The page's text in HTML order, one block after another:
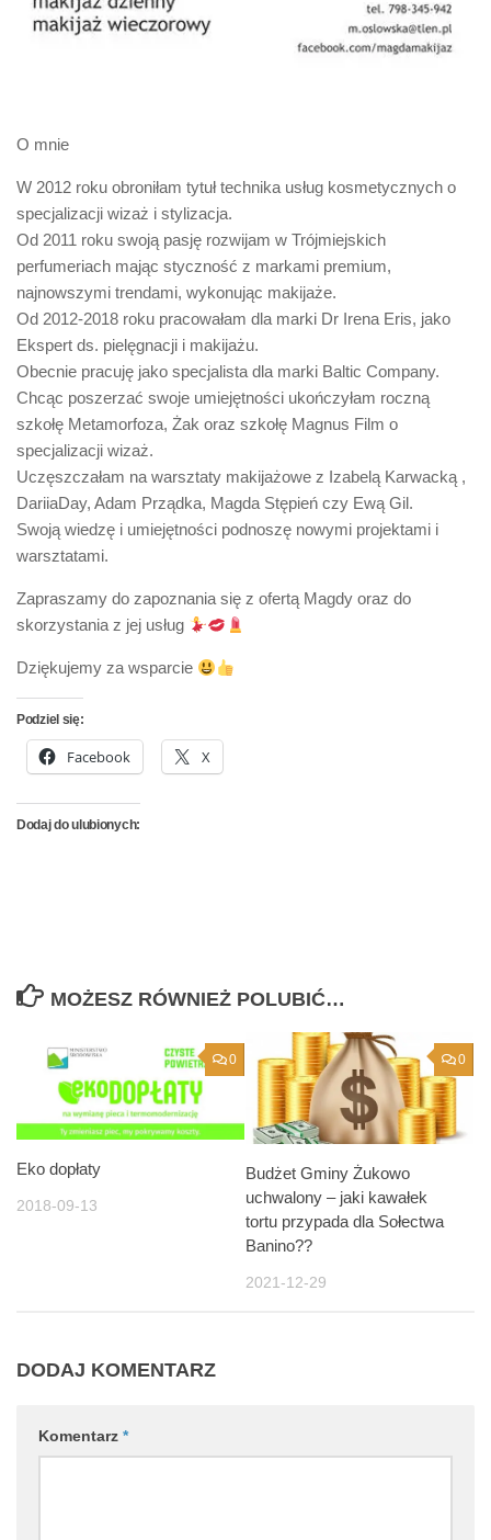
O mnie
W 2012 roku obroniłam tytuł technika usług kosmetycznych o
specjalizacji wizaż i stylizacja.
Od 2011 roku swoją pasję rozwijam w Trójmiejskich
perfumeriach mając styczność z markami premium,
najnowszymi trendami, wykonując makijaże.
Od 2012-2018 roku pracowałam dla marki Dr Irena Eris, jako
Ekspert ds. pielęgnacji i makijażu.
Obecnie pracuję jako specjalista dla marki Baltic Company.
Chcąc poszerzać swoje umiejętności ukończyłam roczną
szkołę Metamorfoza, Żak oraz szkołę Magnus Film o
specjalizacji wizaż.
Uczęszczałam na warsztaty makijażowe z Izabelą Karwacką ,
DariiaDay, Adam Prządka, Magda Stępień czy Ewą Gil.
Swoją wiedzę i umiejętności podnoszę nowymi projektami i
warsztatami.
Zapraszamy do zapoznania się z ofertą Magdy oraz do
skorzystania z jej usług
Dziękujemy za wsparcie
Podziel się:
Facebook X
Dodaj do ulubionych:
MOŻESZ RÓWNIEŻ POLUBIĆ…
0
Eko dopłaty
2018-09-13
0
Budżet Gminy Żukowo
uchwalony – jaki kawałek
tortu przypada dla Sołectwa
Banino??
2021-12-29
DODAJ KOMENTARZ
Komentarz *